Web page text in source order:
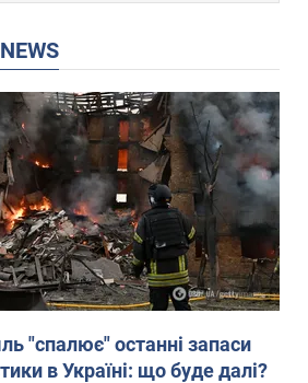
NEWS
"спалює" останні запаси
в Україні: що буде далі?